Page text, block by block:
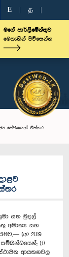
E த
මගේ පාර්ලිමේන්තුව
මෙතැනින් පිවිසෙන්න
සේවකයන්: විස්තර
සහ මුදල්
අමාත්‍ය සහ
(අ) 2019
(i)
ආයතනවල